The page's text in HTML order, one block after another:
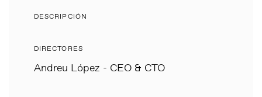
DESCRIPCIÓN
DIRECTORES
Andreu López - CEO & CTO